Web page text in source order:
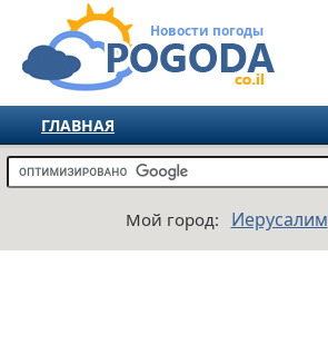
Новости погоды
ГЛАВНАЯ
ИЗРАИЛЬ
ЕВРОПА
Мой город: Иерусалим